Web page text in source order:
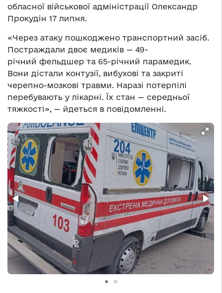
обласної військової адміністрації Олександр
Прокудін 17 липня.
«Через атаку пошкоджено транспортний засіб.
Постраждали двоє медиків — 49-
річний фельдшер та 65-річний парамедик.
Вони дістали контузії, вибухові та закриті
черепно-мозкові травми. Наразі потерпілі
перебувають у лікарні. Їх стан — середньої
тяжкості», — йдеться в повідомленні.